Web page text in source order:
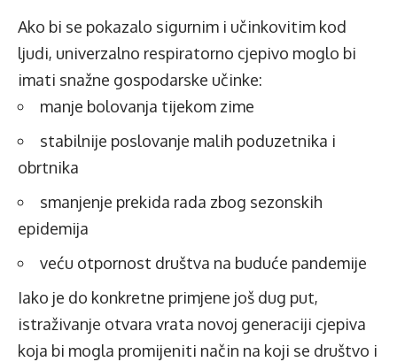
Ako bi se pokazalo sigurnim i učinkovitim kod
ljudi, univerzalno respiratorno cjepivo moglo bi
imati snažne gospodarske učinke:
manje bolovanja tijekom zime
stabilnije poslovanje malih poduzetnika i
obrtnika
smanjenje prekida rada zbog sezonskih
epidemija
veću otpornost društva na buduće pandemije
Iako je do konkretne primjene još dug put,
istraživanje otvara vrata novoj generaciji cjepiva
koja bi mogla promijeniti način na koji se društvo i